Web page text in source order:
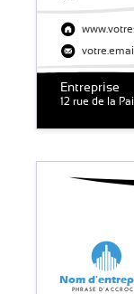
Entreprise
12 rue de la
Nom
Phrase